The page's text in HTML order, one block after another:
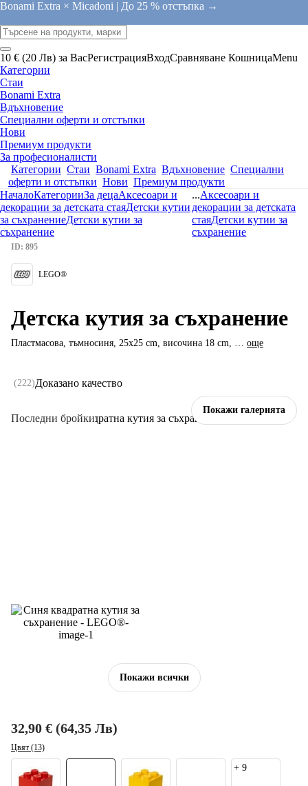
Bonami Extra × Micadoni | До 25 % отстъпка →
10 € (20 Лв) за ВасРегистрацияВходСравняване КошницаMenu
Категории
Стаи
Bonami Extra
Вдъхновение
Специални оферти и отстъпки
Нови
Премиум продукти
За професионалисти
Категории Стаи Bonami Extra Вдъхновение Специални
оферти и отстъпки Нови Премиум продукти
НачалоКатегорииЗа децаАксесоари и
декорации за детската стаяДетски кутии
за съхранениеДетски кутии за
съхранение
...Аксесоари и
декорации за детската
стаяДетски кутии за
съхранение
Покажи галерията
Покажи всички
Последни бройки
ID: 895
LEGO®
Детска кутия за съхранение
Пластмасова, тъмносиня, 25x25 cm, височина 18 cm, … още
(222)Доказано качество
32,90 € (64,35 Лв)
Цвят (13)
+ 9